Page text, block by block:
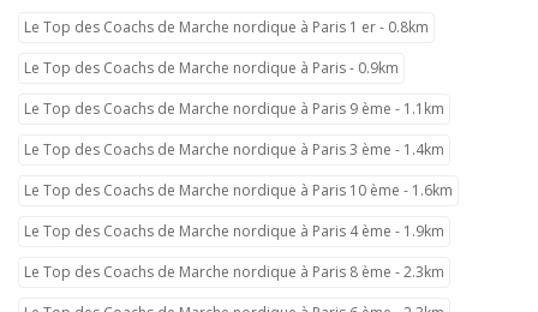
Le Top des Coachs de Marche nordique à Paris 1 er - 0.8km
Le Top des Coachs de Marche nordique à Paris - 0.9km
Le Top des Coachs de Marche nordique à Paris 9 ème - 1.1km
Le Top des Coachs de Marche nordique à Paris 3 ème - 1.4km
Le Top des Coachs de Marche nordique à Paris 10 ème - 1.6km
Le Top des Coachs de Marche nordique à Paris 4 ème - 1.9km
Le Top des Coachs de Marche nordique à Paris 8 ème - 2.3km